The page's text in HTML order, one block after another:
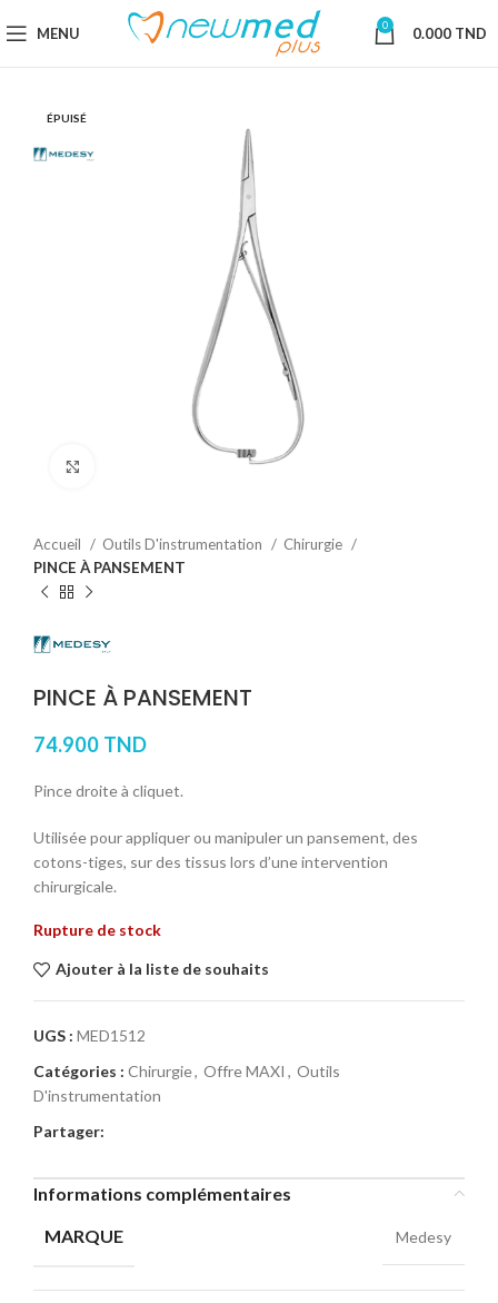
MENU 0 0.000 TND
ÉPUISÉ
Accueil Outils D'instrumentation
Chirurgie
PINCE À PANSEMENT
PINCE À PANSEMENT
74.900 TND
Pince droite à cliquet.
Utilisée pour appliquer ou manipuler un pansement, des
cotons-tiges, sur des tissus lors d’une intervention
chirurgicale.
Rupture de stock
Ajouter à la liste de souhaits
UGS : MED1512
Catégories : Chirurgie, Offre MAXI , Outils
D'instrumentation
Partager:
Informations complémentaires
MARQUE
Medesy